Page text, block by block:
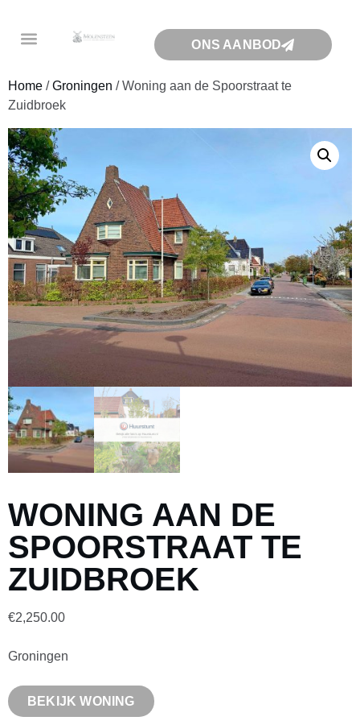
ONS AANBOD
Home /Groningen / Woning aan de Spoorstraat te
Zuidbroek
WONING AAN DE
SPOORSTRAAT TE
ZUIDBROEK
€2,250.00
Groningen
BEKIJK WONING